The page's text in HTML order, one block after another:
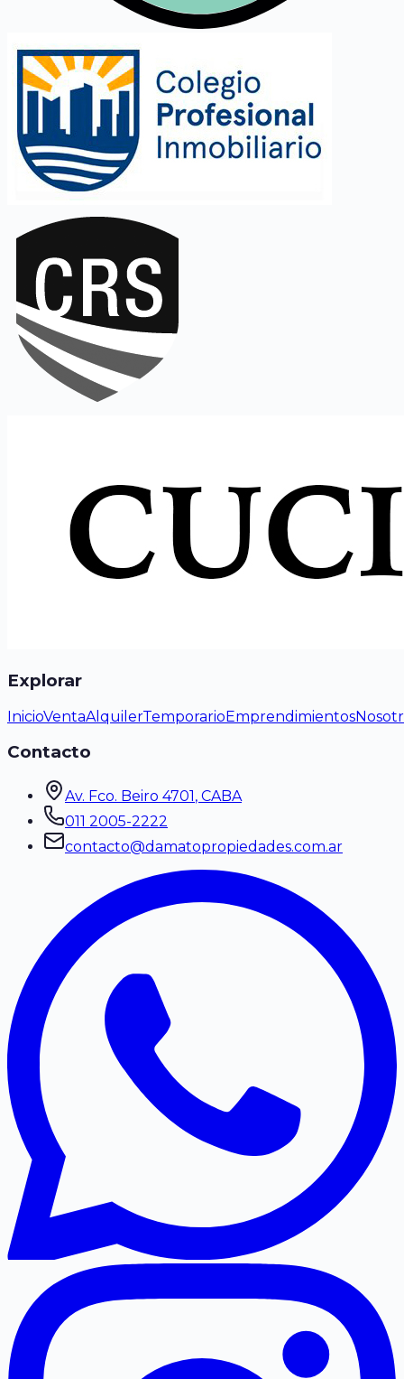
Explorar
InicioVentaAlquilerTemporarioEmprendimientos
Contacto
Av. Fco. Beiro 4701, CABA
011 2005-2222
contacto@damatopropiedades.com.ar